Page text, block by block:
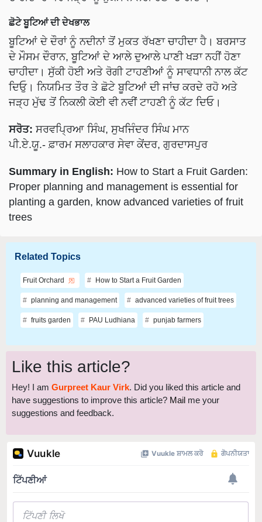
ਛੋਟੇ ਬੂਟਿਆਂ ਦੀ ਦੇਖਭਾਲ
ਬੂਟਿਆਂ ਦੇ ਦੌਰਾਂ ਨੂੰ ਨਦੀਨਾਂ ਤੋਂ ਮੁਕਤ ਰੱਖਣਾ ਚਾਹੀਦਾ ਹੈ। ਬਰਸਾਤ
ਦੇ ਮੌਸਮ ਦੌਰਾਨ, ਬੂਟਿਆਂ ਦੇ ਆਲੇ ਦੁਆਲੇ ਪਾਣੀ ਖੜਾ ਨਹੀਂ ਹੋਣਾ
ਚਾਹੀਦਾ। ਸੁੱਕੀ ਹੋਈ ਅਤੇ ਰੋਗੀ ਟਾਹਣੀਆਂ ਨੂੰ ਸਾਵਧਾਨੀ ਨਾਲ ਕੱਟ
ਦਿਓੁ। ਨਿਯਮਿਤ ਤੌਰ ਤੇ ਛੋਟੇ ਬੂਟਿਆਂ ਦੀ ਜਾਂਚ ਕਰਦੇ ਰਹੋ ਅਤੇ
ਜੜ੍ਹ ਮੁੱਢ ਤੋਂ ਨਿਕਲੀ ਕੋਈ ਵੀ ਨਵੀਂ ਟਾਹਣੀ ਨੂੰ ਕੱਟ ਦਿਓ।
ਸਰੋਤ: ਸਰਵਪ੍ਰਿਆ ਸਿੰਘ, ਸੁਖਜਿੰਦਰ ਸਿੰਘ ਮਾਨ
ਪੀ.ਏ.ਯੂ.- ਫ਼ਾਰਮ ਸਲਾਹਕਾਰ ਸੇਵਾ ਕੇਂਦਰ, ਗੁਰਦਾਸਪੁਰ
Summary in English: How to Start a Fruit Garden:
Proper planning and management is essential for
planting a garden, know advanced varieties of fruit
trees
Related Topics
Fruit Orchard How to Start a Fruit Garden
planning and management advanced varieties of fruit trees
fruits garden PAU Ludhiana punjab farmers
Like this article?
Hey! I am Gurpreet Kaur Virk. Did you liked this article and
have suggestions to improve this article? Mail me your
suggestions and feedback.